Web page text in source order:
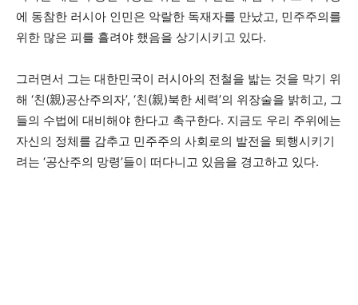
에 동참한 러시아 인민은 악랄한 독재자를 만났고, 민주주의를
위한 많은 피를 흘려야 했음을 상기시키고 있다.
그러면서 그는 대한민국이 러시아의 전철을 밟는 것을 막기 위
해 ‘친(親)공산주의자’, ‘친(親)북한 세력’의 위장술을 밝히고, 그
들의 수법에 대비해야 한다고 촉구한다. 지금도 우리 주위에는
자신의 정체를 감추고 민주주의 사회로의 발전을 퇴행시키기
려는 ‘공산주의 망령’들이 떠다니고 있음을 경고하고 있다.